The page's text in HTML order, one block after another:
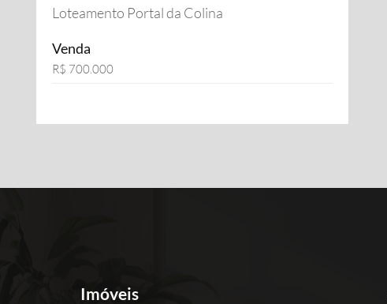
Loteamento Portal da Colina
Venda
R$ 700.000
Imóveis